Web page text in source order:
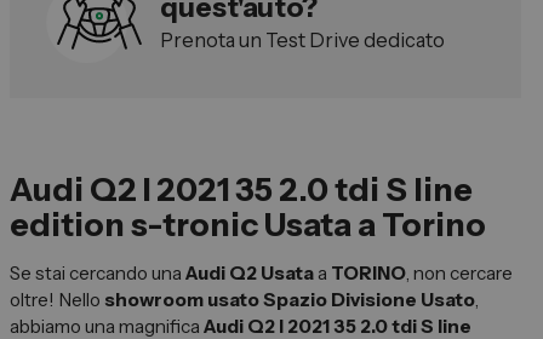
Impegno per il Sociale
Comunità Energetica
Sedi e Recapiti
News ed Eventi
Prenota un Test Drive dedicato
Audi Q2 I 2021 35 2.0 tdi S line
edition s-tronic Usata a Torino
Se stai cercando una Audi Q2 Usataa TORINO, non cercare
oltre! Nello showroom usato Spazio Divisione Usato,
abbiamo una magnifica Audi Q2 I 2021 35 2.0 tdi S line